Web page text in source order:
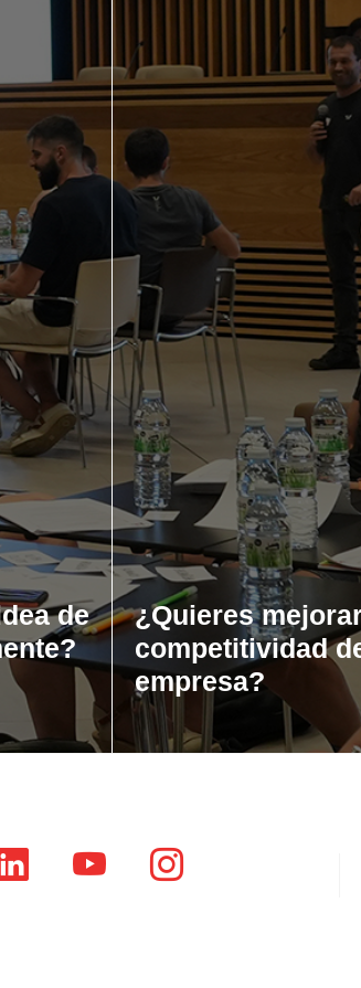
de
¿Quieres
competitividad
empresa?